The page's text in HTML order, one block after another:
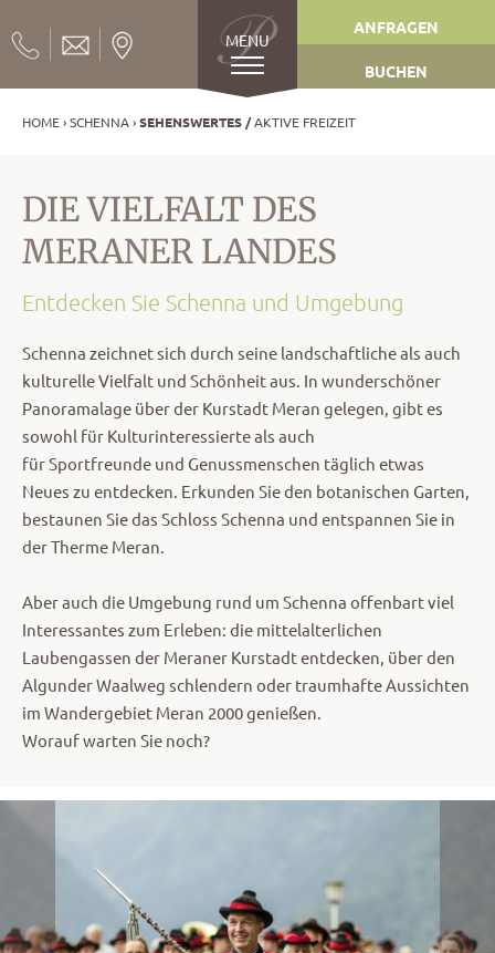
MENU
ANFRAGEN
BUCHEN
HOME SCHENNA SEHENSWERTES AKTIVE FREIZEIT
DIE VIELFALT DES
MERANER LANDES
Entdecken Sie Schenna und Umgebung
Schenna zeichnet sich durch seine landschaftliche als auch
kulturelle Vielfalt und Schönheit aus. In wunderschöner
Panoramalage über der Kurstadt Meran gelegen, gibt es
sowohl für Kulturinteressierte als auch
für Sportfreunde und Genussmenschen täglich etwas
Neues zu entdecken. Erkunden Sie den botanischen Garten,
bestaunen Sie das Schloss Schenna und entspannen Sie in
der Therme Meran.
Aber auch die Umgebung rund um Schenna offenbart viel
Interessantes zum Erleben: die mittelalterlichen
Laubengassen der Meraner Kurstadt entdecken, über den
Algunder Waalweg schlendern oder traumhafte Aussichten
im Wandergebiet Meran 2000 genießen.
Worauf warten Sie noch?